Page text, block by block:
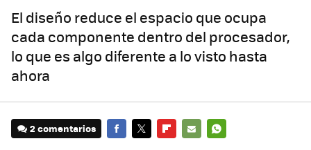
El diseño reduce el espacio que ocupa
cada componente dentro del procesador,
lo que es algo diferente a lo visto hasta
ahora
2 comentarios